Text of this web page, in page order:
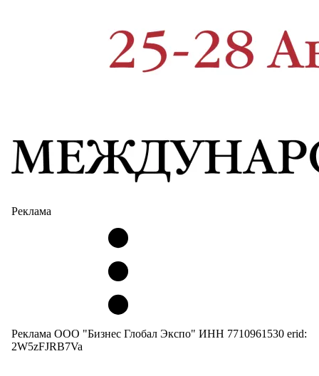
Реклама
Реклама ООО "Бизнес Глобал Экспо" ИНН 7710961530 erid:
2W5zFJRB7Va